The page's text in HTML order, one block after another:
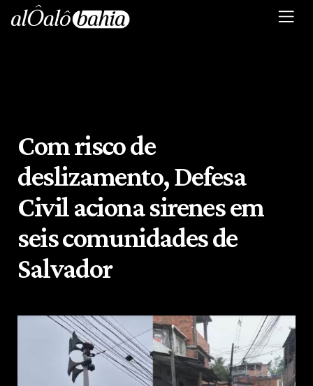
Com risco de
deslizamento, Defesa
Civil aciona sirenes em
seis comunidades de
Salvador